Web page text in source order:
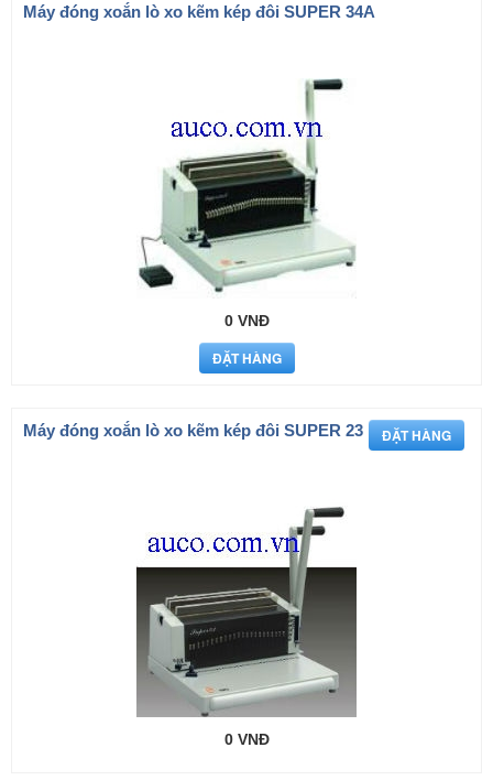
Máy đóng xoắn lò xo kẽm kép đôi SUPER 34A
0 VNĐ
Máy đóng xoắn lò xo kẽm kép đôi SUPER 23
0 VNĐ